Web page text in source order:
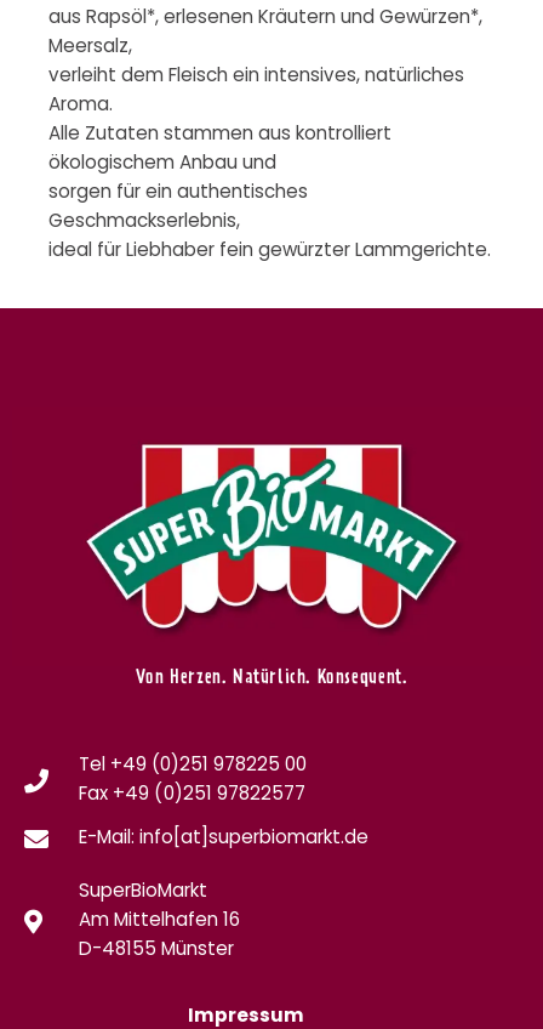
aus Rapsöl*, erlesenen Kräutern und Gewürzen*,
Meersalz,
verleiht dem Fleisch ein intensives, natürliches
Aroma.
Alle Zutaten stammen aus kontrolliert
ökologischem Anbau und
sorgen für ein authentisches
Geschmackserlebnis,
ideal für Liebhaber fein gewürzter Lammgerichte.
Von Herzen. Natürlich. Konsequent.
Tel +49 (0)251 978225 00
Fax +49 (0)251 97822577
E-Mail: info[at]superbiomarkt.de
SuperBioMarkt
Am Mittelhafen 16
D-48155 Münster
Impressum